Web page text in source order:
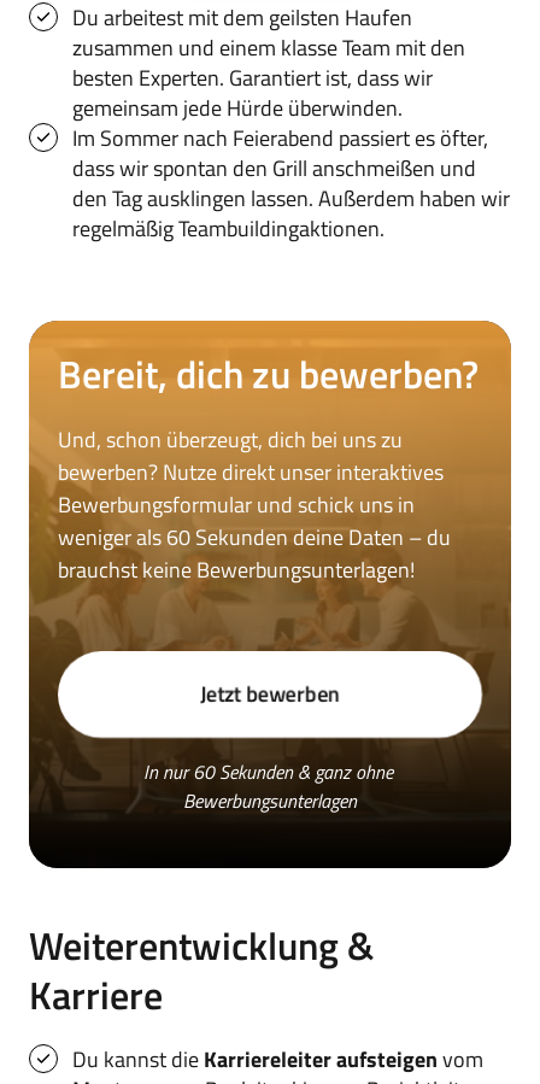
Du arbeitest mit dem geilsten Haufen
zusammen und einem klasse Team mit den
besten Experten. Garantiert ist, dass wir
gemeinsam jede Hürde überwinden.
Im Sommer nach Feierabend passiert es öfter,
dass wir spontan den Grill anschmeißen und
den Tag ausklingen lassen. Außerdem haben wir
regelmäßig Teambuildingaktionen.
Bereit, dich zu bewerben?
Und, schon überzeugt, dich bei uns zu
bewerben? Nutze direkt unser interaktives
Bewerbungsformular und schick uns in
weniger als 60 Sekunden deine Daten – du
brauchst keine Bewerbungsunterlagen!
Jetzt bewerben
In nur 60 Sekunden & ganz ohne
Bewerbungsunterlagen
Weiterentwicklung &
Karriere
Du kannst die Karriereleiter aufsteigen vom